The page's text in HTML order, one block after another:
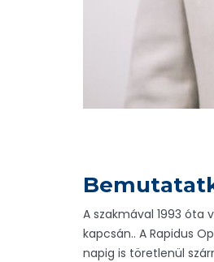
A szakmával 1993
kapcsán.. A Rapidus
napig is töretlenül